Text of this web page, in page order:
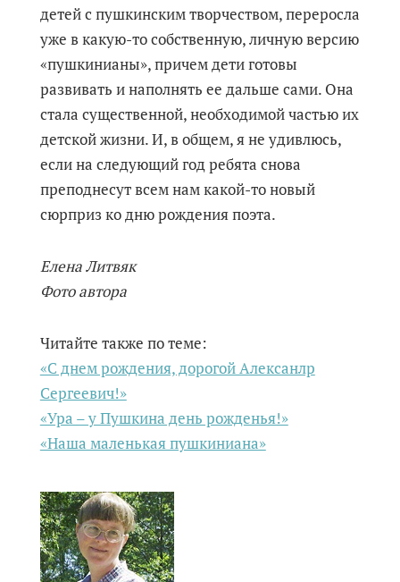
детей с пушкинским творчеством, переросла
уже в какую-то собственную, личную версию
«пушкинианы», причем дети готовы
развивать и наполнять ее дальше сами. Она
стала существенной, необходимой частью их
детской жизни. И, в общем, я не удивлюсь,
если на следующий год ребята снова
преподнесут всем нам какой-то новый
сюрприз ко дню рождения поэта.
Елена Литвяк
Фото автора
Читайте также по теме:
«С днем рождения, дорогой Алексанлр
Сергеевич!»
«Ура – у Пушкина день рожденья!»
«Наша маленькая пушкиниана»